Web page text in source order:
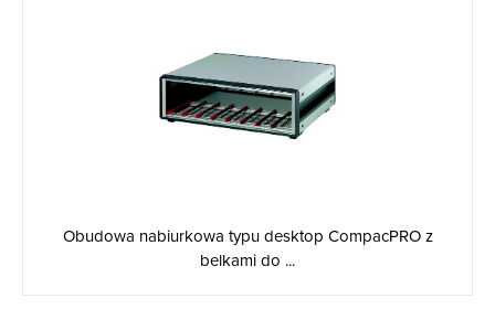
Obudowa nabiurkowa typu desktop CompacPRO z
belkami do ...